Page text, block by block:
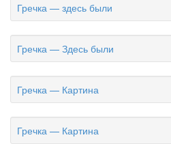
Гречка — здесь были
Гречка — Здесь были
Гречка — Картина
Гречка — Картина